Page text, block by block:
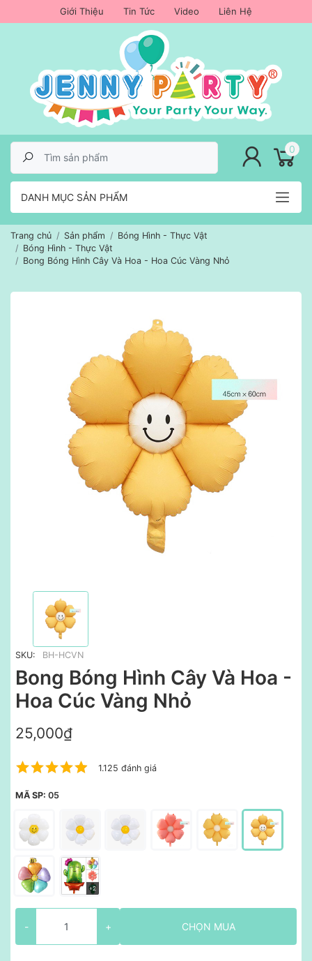
Giới Thiệu Tin Tức Video Liên Hệ
DANH MỤC SẢN PHẨM
0
Trang chủ Sản phẩm
Bóng Hình - Thực Vật
Bóng Hình - Thực Vật
Bong Bóng Hình Cây Và Hoa - Hoa Cúc Vàng Nhỏ
SKU: BH-HCVN
Bong Bóng Hình Cây Và Hoa -
Hoa Cúc Vàng Nhỏ
25,000₫
1.125 đánh giá
MÃ SP: 05
- + CHỌN MUA